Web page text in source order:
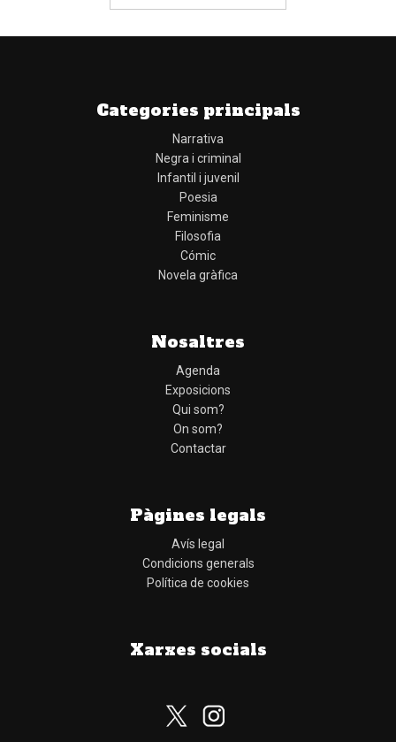
Categories principals
Narrativa
Negra i criminal
Infantil i juvenil
Poesia
Feminisme
Filosofia
Cómic
Novela gràfica
Nosaltres
Agenda
Exposicions
Qui som?
On som?
Contactar
Pàgines legals
Avís legal
Condicions generals
Política de cookies
Xarxes socials